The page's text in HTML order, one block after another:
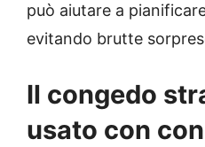
può aiutare a
evitando brutte
Il congedo
usato con